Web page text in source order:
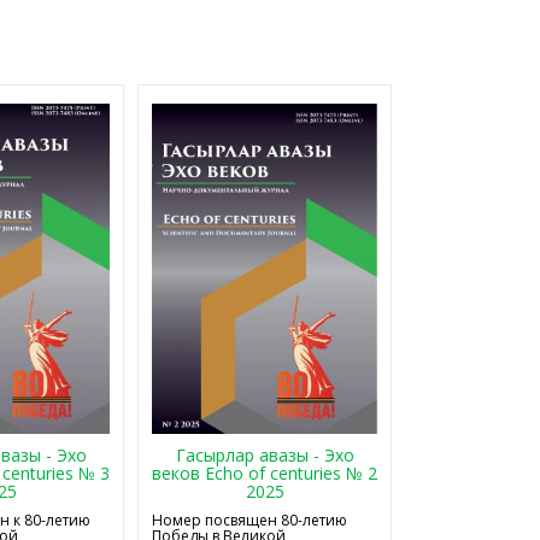
- Эхо
№ 3
к 80-летию
Гасырлар авазы - Эхо
веков Echo of centuries № 2
2025
Номер посвящен 80-летию
Победы в Великой